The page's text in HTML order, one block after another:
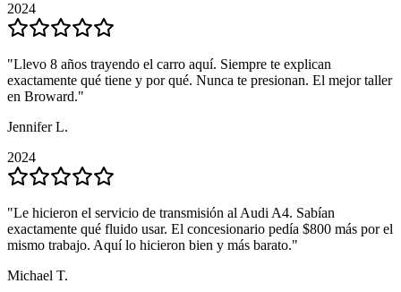
2024
"Llevo 8 años trayendo el carro aquí. Siempre te explican
exactamente qué tiene y por qué. Nunca te presionan. El mejor taller
en Broward."
Jennifer L.
2024
"Le hicieron el servicio de transmisión al Audi A4. Sabían
exactamente qué fluido usar. El concesionario pedía $800 más por el
mismo trabajo. Aquí lo hicieron bien y más barato."
Michael T.
2024
"Llevo 8 años trayendo el carro aquí. Siempre te explican
exactamente qué tiene y por qué. Nunca te presionan. El mejor taller
en Broward."
Jennifer L.
2024
"Le hicieron el servicio de transmisión al Audi A4. Sabían
exactamente qué fluido usar. El concesionario pedía $800 más por el
mismo trabajo. Aquí lo hicieron bien y más barato."
Michael T.